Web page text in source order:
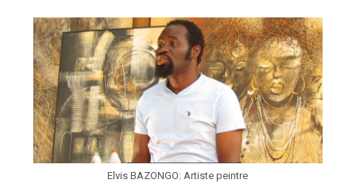
Elvis BAZONGO: Artiste peintre